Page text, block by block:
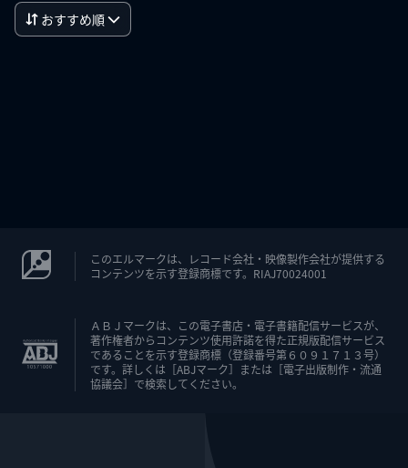
おすすめ順
このエルマークは、レコード会社・映像製作会社が提供する
コンテンツを示す登録商標です。RIAJ70024001
ＡＢＪマークは、この電子書店・電子書籍配信サービスが、
著作権者からコンテンツ使用許諾を得た正規版配信サービス
であることを示す登録商標（登録番号第６０９１７１３号）
です。詳しくは［ABJマーク］または［電子出版制作・流通
協議会］で検索してください。